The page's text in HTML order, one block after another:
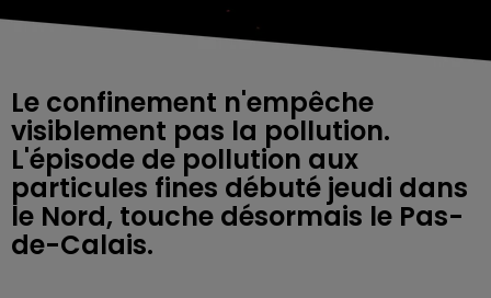
Le confinement n'empêche
visiblement pas la pollution.
L'épisode de pollution aux
particules fines débuté jeudi dans
le Nord, touche désormais le Pas-
de-Calais.